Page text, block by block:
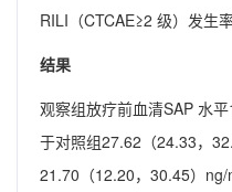
RILI（CTCAE≥2 级）发生率
结果
观察组放疗前血清SAP 水
于对照组27.62（24.33，
21.70（12.20，30.45）ng/